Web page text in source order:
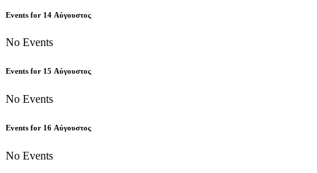
Events for 14 Αύγουστος
No Events
Events for 15 Αύγουστος
No Events
Events for 16 Αύγουστος
No Events